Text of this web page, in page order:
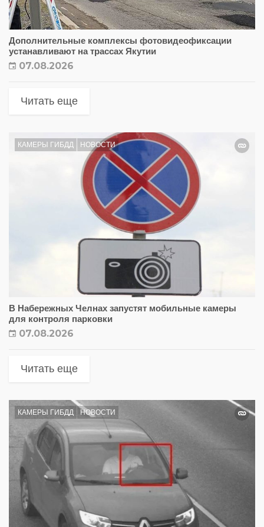
Дополнительные комплексы фотовидеофиксации
устанавливают на трассах Якутии
07.08.2026
Читать еще
КАМЕРЫ ГИБДД НОВОСТИ
В Набережных Челнах запустят мобильные камеры
для контроля парковки
07.08.2026
Читать еще
КАМЕРЫ ГИБДД НОВОСТИ